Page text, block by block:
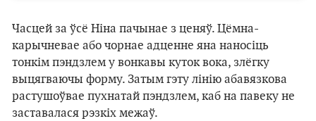
Часцей за ўсё Ніна пачынае з ценяў. Цёмна-
карычневае або чорнае адценне яна наносіць
тонкім пэндзлем у вонкавы куток вока, злёгку
выцягваючы форму. Затым гэту лінію абавязкова
растушоўвае пухнатай пэндзлем, каб на павеку не
заставалася рэзкіх межаў.